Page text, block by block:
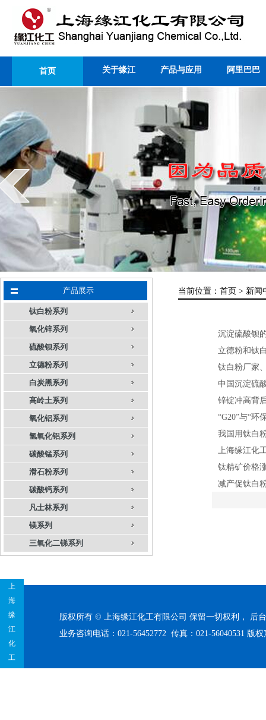
首页 关于缘江 产品与应用 阿里巴巴
产品展示
钛白粉系列
氧化锌系列
硫酸钡系列
立德粉系列
白炭黑系列
高岭土系列
氧化铝系列
氢氧化铝系列
碳酸锰系列
滑石粉系列
碳酸钙系列
凡士林系列
镁系列
三氧化二锑系列
当前位置： 首页 > 新闻
沉淀硫酸钡
立德粉和钛
钛白粉厂家
中国沉淀硫
锌锭冲高背
“G20”与“环
我国用钛白
上海缘江化
钛精矿价格
减产促钛白
上
海
缘
江
化
工
版权所有 © 上海缘江化工有限公司 保留一切权利， 后
业务咨询电话：021-56452772 传真：021-56040531 版权